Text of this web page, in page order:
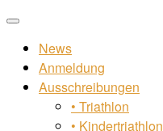
Zum
springen
Menü
News
Anmeldung
Ausschreibungen
• Triathlon
• Kindertriathlon